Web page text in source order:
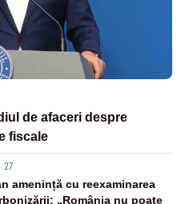
de afaceri despre
fiscale
amenință cu reexaminarea
„România nu poate